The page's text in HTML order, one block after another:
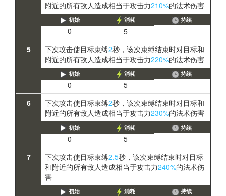
附近的所有敌人造成相当于攻击力210%的法术伤害
初始
0
消耗
5
持续
5 下次攻击使目标束缚2秒，该次束缚结束时对目标和
附近的所有敌人造成相当于攻击力220%的法术伤害
初始
0
消耗
5
持续
6 下次攻击使目标束缚2秒，该次束缚结束时对目标和
附近的所有敌人造成相当于攻击力230%的法术伤害
初始
0
消耗
5
持续
7 下次攻击使目标束缚2.5秒，该次束缚结束时对目标
和附近的所有敌人造成相当于攻击力240%的法术伤
害
初始 消耗 持续